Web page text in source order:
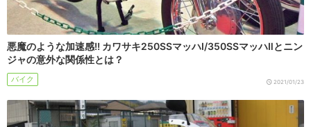
悪魔のような加速感!! カワサキ250SSマッハⅠ/350SSマッハⅡとニン
ジャの意外な関係性とは？
バイク 2021/01/23